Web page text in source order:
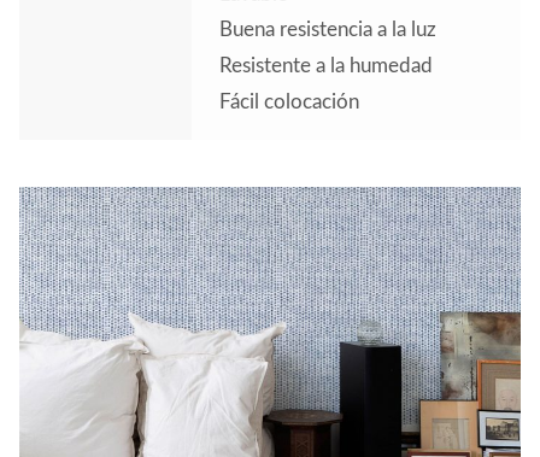
Buena resistencia a la luz
Resistente a la humedad
Fácil colocación